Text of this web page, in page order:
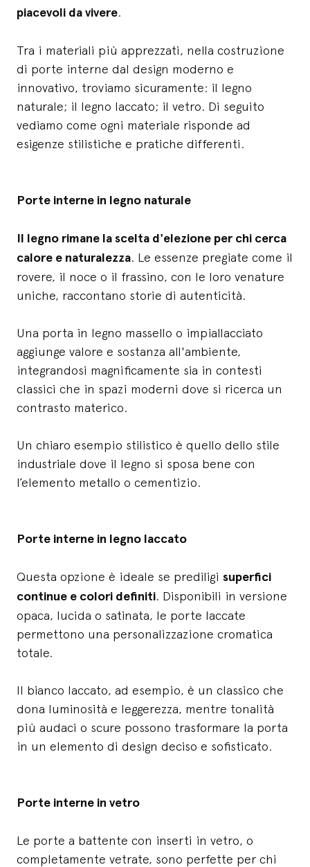
piacevoli da vivere.
Tra i materiali più apprezzati, nella costruzione
di porte interne dal design moderno e
innovativo, troviamo sicuramente: il legno
naturale; il legno laccato; il vetro. Di seguito
vediamo come ogni materiale risponde ad
esigenze stilistiche e pratiche differenti.
Porte interne in legno naturale
Il legno rimane la scelta d'elezione per chi cerca
calore e naturalezza. Le essenze pregiate come il
rovere, il noce o il frassino, con le loro venature
uniche, raccontano storie di autenticità.
Una porta in legno massello o impiallacciato
aggiunge valore e sostanza all'ambiente,
integrandosi magnificamente sia in contesti
classici che in spazi moderni dove si ricerca un
contrasto materico.
Un chiaro esempio stilistico è quello dello stile
industriale dove il legno si sposa bene con
l’elemento metallo o cementizio.
Porte interne in legno laccato
Questa opzione è ideale se prediligi superfici
continue e colori definiti. Disponibili in versione
opaca, lucida o satinata, le porte laccate
permettono una personalizzazione cromatica
totale.
Il bianco laccato, ad esempio, è un classico che
dona luminosità e leggerezza, mentre tonalità
più audaci o scure possono trasformare la porta
in un elemento di design deciso e sofisticato.
Porte interne in vetro
Le porte a battente con inserti in vetro, o
completamente vetrate, sono perfette per chi